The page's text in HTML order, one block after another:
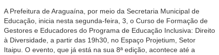
A Prefeitura de Araguaína, por meio da Secretaria Municipal de
Educação, inicia nesta segunda-feira, 3, o Curso de Formação de
Gestores e Educadores do Programa de Educação Inclusiva: Direito
à Diversidade, a partir das 19h30, no Espaço Projetium, Setor
Itaipu. O evento, que já está na sua 8ª edição, acontece até a